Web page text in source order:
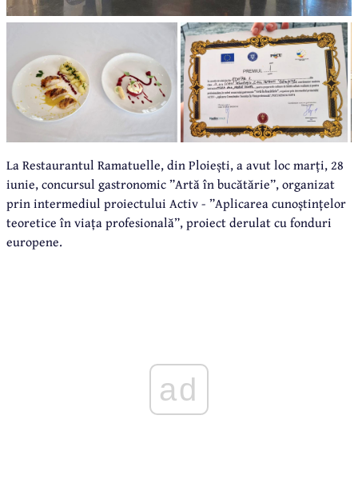
La Restaurantul Ramatuelle, din Ploiești, a avut loc marți, 28
iunie, concursul gastronomic ”Artă în bucătărie”, organizat
prin intermediul proiectului Activ - ”Aplicarea cunoștințelor
teoretice în viața profesională”, proiect derulat cu fonduri
europene.
ad